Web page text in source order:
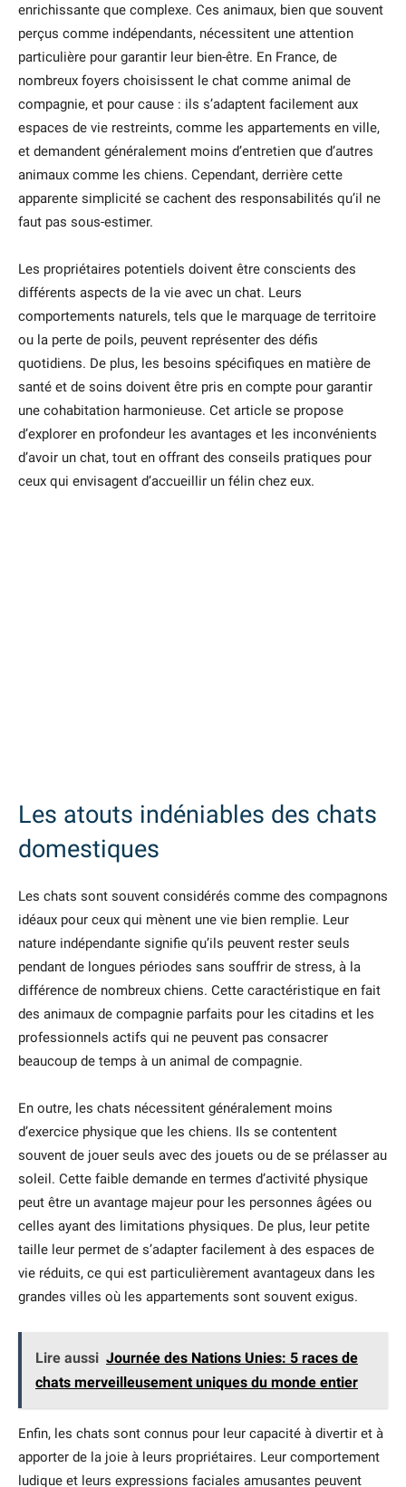
enrichissante que complexe. Ces animaux, bien que souvent
perçus comme indépendants, nécessitent une attention
particulière pour garantir leur bien-être. En France, de
nombreux foyers choisissent le chat comme animal de
compagnie, et pour cause : ils s’adaptent facilement aux
espaces de vie restreints, comme les appartements en ville,
et demandent généralement moins d’entretien que d’autres
animaux comme les chiens. Cependant, derrière cette
apparente simplicité se cachent des responsabilités qu’il ne
faut pas sous-estimer.
Les propriétaires potentiels doivent être conscients des
différents aspects de la vie avec un chat. Leurs
comportements naturels, tels que le marquage de territoire
ou la perte de poils, peuvent représenter des défis
quotidiens. De plus, les besoins spécifiques en matière de
santé et de soins doivent être pris en compte pour garantir
une cohabitation harmonieuse. Cet article se propose
d’explorer en profondeur les avantages et les inconvénients
d’avoir un chat, tout en offrant des conseils pratiques pour
ceux qui envisagent d’accueillir un félin chez eux.
Les atouts indéniables des chats
domestiques
Les chats sont souvent considérés comme des compagnons
idéaux pour ceux qui mènent une vie bien remplie. Leur
nature indépendante signifie qu’ils peuvent rester seuls
pendant de longues périodes sans souffrir de stress, à la
différence de nombreux chiens. Cette caractéristique en fait
des animaux de compagnie parfaits pour les citadins et les
professionnels actifs qui ne peuvent pas consacrer
beaucoup de temps à un animal de compagnie.
En outre, les chats nécessitent généralement moins
d’exercice physique que les chiens. Ils se contentent
souvent de jouer seuls avec des jouets ou de se prélasser au
soleil. Cette faible demande en termes d’activité physique
peut être un avantage majeur pour les personnes âgées ou
celles ayant des limitations physiques. De plus, leur petite
taille leur permet de s’adapter facilement à des espaces de
vie réduits, ce qui est particulièrement avantageux dans les
grandes villes où les appartements sont souvent exigus.
Lire aussi Journée des Nations Unies: 5 races de
chats merveilleusement uniques du monde entier
Enfin, les chats sont connus pour leur capacité à divertir et à
apporter de la joie à leurs propriétaires. Leur comportement
ludique et leurs expressions faciales amusantes peuvent